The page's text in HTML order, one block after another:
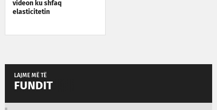
videon ku shfaq
elasticitetin
LAJME MË TË
FUNDIT